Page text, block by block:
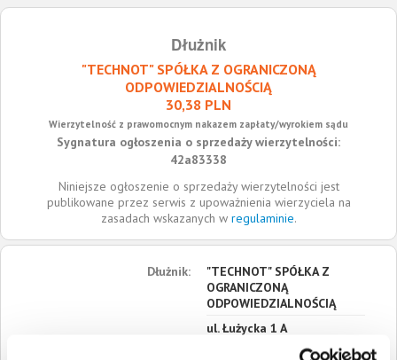
Dłużnik
"TECHNOT" SPÓŁKA Z OGRANICZONĄ
ODPOWIEDZIALNOŚCIĄ
30,38 PLN
Wierzytelność z prawomocnym nakazem zapłaty/wyrokiem sądu
Sygnatura ogłoszenia o sprzedaży wierzytelności:
42a83338
Niniejsze ogłoszenie o sprzedaży wierzytelności jest
publikowane przez serwis z upoważnienia wierzyciela na
zasadach wskazanych w regulaminie.
Dłużnik:
"TECHNOT" SPÓŁKA Z
OGRANICZONĄ
ODPOWIEDZIALNOŚCIĄ
ul. Łużycka 1 A